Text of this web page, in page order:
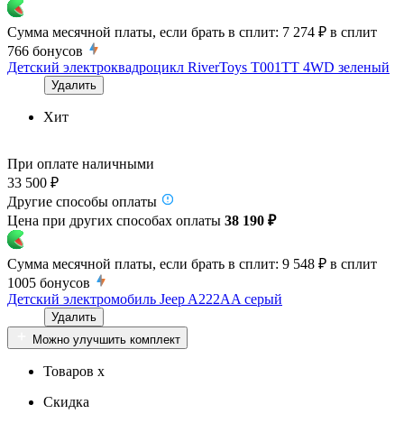
Сумма месячной платы, если брать в сплит: 7 274 ₽ в сплит
766 бонусов
Детский электроквадроцикл RiverToys T001TT 4WD зеленый
Удалить
Хит
При оплате наличными
33 500 ₽
Другие способы оплаты
Цена при других способах оплаты 38 190 ₽
Сумма месячной платы, если брать в сплит: 9 548 ₽ в сплит
1005 бонусов
Детский электромобиль Jeep A222AA серый
Удалить
Можно улучшить комплект
Товаров x
Скидка